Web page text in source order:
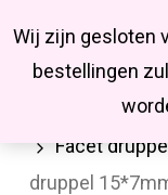
Wij zijn gesloten
bestellingen
main
Facet
druppel